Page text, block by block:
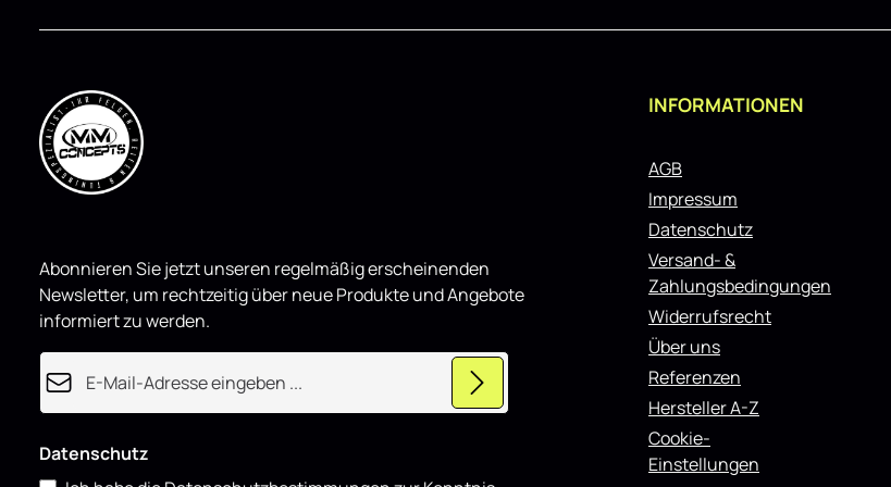
Abonnieren Sie jetzt unseren regelmäßig erscheinenden
Newsletter, um rechtzeitig über neue Produkte und Angebote
informiert zu werden.
E-Mail-Adresse*
Datenschutz
INFORMATIONEN
AGB
Impressum
Datenschutz
Versand- &
Zahlungsbedingungen
Widerrufsrecht
Über uns
Referenzen
Hersteller A-Z
Cookie-
Einstellungen